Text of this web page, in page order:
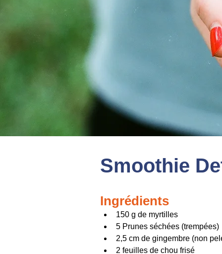
Smoothie
Ingrédients
150 g de myrtilles
5 Prunes séchées (trempées)
2,5 cm de gingembre (non
2 feuilles de chou frisé